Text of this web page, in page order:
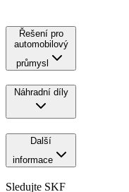
Řešení pro
automobilový
průmysl
Náhradní díly
Další
informace
Sledujte SKF